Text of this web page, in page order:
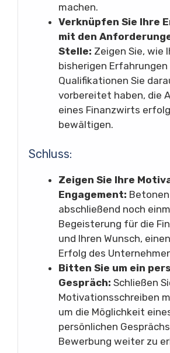
machen.
Verknüpfen Sie Ihre
mit den
Stelle: Zeigen Sie, wie
bisherigen Erfahrungen
Qualifikationen Sie
vorbereitet haben, die
eines Finanzwirts
bewältigen.
Schluss:
Zeigen Sie Ihre
Engagement: Betonen
abschließend noch
Begeisterung für die
und Ihren Wunsch,
Erfolg des
Bitten Sie um ein
Gespräch: Schließen
Motivationsschreiben
um die Möglichkeit
persönlichen
Bewerbung weiter zu